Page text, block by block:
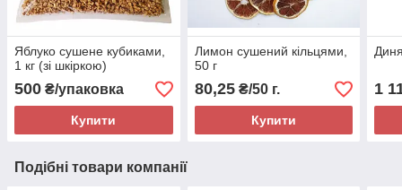
Яблуко сушене кубиками,
1 кг (зі шкіркою)
500 ₴/упаковка
Купити
Лимон сушений кільцями,
50 г
80,25₴/50 г.
Купити
1
Подібні товари компанії